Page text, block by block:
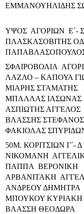
ΕΜΜΑΝΟΥΗΛΙΔΗΣ
ΥΨΟΣ ΑΓΟΡΙΩΝ Ε΄-
ΠΛΑΣΚΑΣΟΒΙΤΗΣ
ΣΦΑΙΡΟΒΟΛΙΑ
ΛΑΖΛΟ – ΚΑΠΟΥΑ
ΜΙΑΡΗΣ ΣΤΑΜΑΤΗΣ
ΜΠΑΛΛΑΣ ΙΑΣΩΝΑΣ
ΑΣΠΙΩΤΗΣ ΑΓΓΕΛΟΣ
ΒΛΑΣΣΗΣ ΣΤΕΦΑΝΟΣ
ΦΑΚΙΟΛΑΣ
50Μ. ΚΟΡΙΤΣΙΩΝ Γ΄-
ΝΙΚΟΜΑΝΗ
ΠΑΠΠΑ ΒΕΡΟΝΙΚΗ
ΑΡΒΑΝΙΤΑΚΗ
ΑΝΔΡΕΟΥ ΔΗΜΗΤΡΑ
ΜΠΟΥΚΟΥ ΚΥΡΙΑΚΗ
ΒΛΑΣΣΗ ΘΕΟΔΩΡΑ